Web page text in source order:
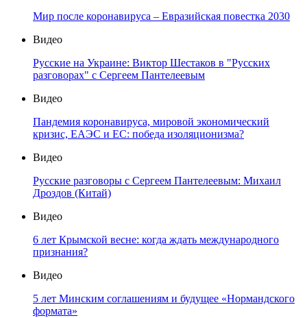
Мир после коронавируса – Евразийская повестка 2030
Видео
Русские на Украине: Виктор Шестаков в "Русских
разговорах" с Сергеем Пантелеевым
Видео
Пандемия коронавируса, мировой экономический
кризис, ЕАЭС и ЕС: победа изоляционизма?
Видео
Русские разговоры с Сергеем Пантелеевым: Михаил
Дроздов (Китай)
Видео
6 лет Крымской весне: когда ждать международного
признания?
Видео
5 лет Минским соглашениям и будущее «Нормандского
формата»